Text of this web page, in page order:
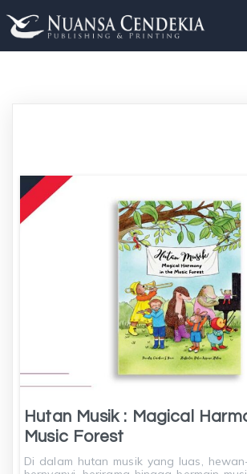
Hutan Musik : Magical
Music Forest
Di dalam hutan musik yang luas,